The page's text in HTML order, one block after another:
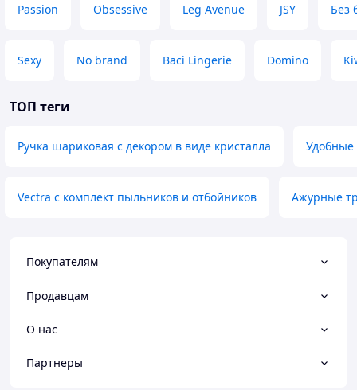
Passion Obsessive Leg Avenue JSY Без
Sexy No brand Baci Lingerie Domino
ТОП теги
Ручка шариковая с декором в виде кристалла Удобные
Vectra c комплект пыльников и отбойников Ажурные
Покупателям
Продавцам
О нас
Партнеры